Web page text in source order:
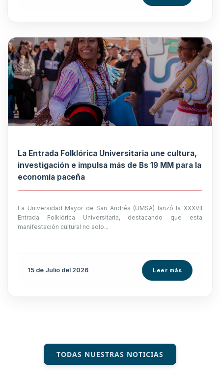
La Entrada Folklórica Universitaria une cultura,
investigación e impulsa más de Bs 19 MM para la
economía paceña
La Universidad Mayor de San Andrés (UMSA) lanzó la XXXVII
Entrada Folklórica Universitaria, destacando que esta
manifestación cultural no solo...
15 de Julio del 2026 Leer más
TODAS NUESTRAS NOTICIAS